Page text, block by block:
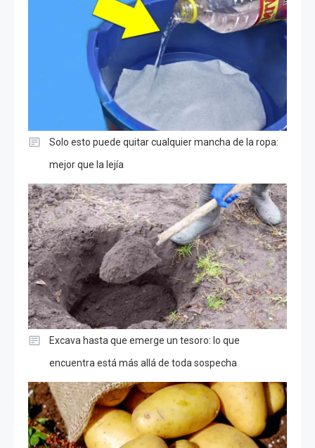
Solo esto puede quitar cualquier mancha de la ropa:
mejor que la lejía
Excava hasta que emerge un tesoro: lo que
encuentra está más allá de toda sospecha